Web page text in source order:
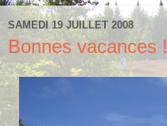
SAMEDI 19 JUILLET 2008
Bonnes vacances !